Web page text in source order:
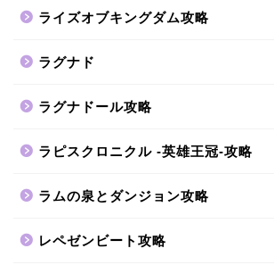
ライズオブキングダム攻略
ラグナド
ラグナドール攻略
ラピスクロニクル -英雄王冠-攻略
ラムの泉とダンジョン攻略
レペゼンビート攻略